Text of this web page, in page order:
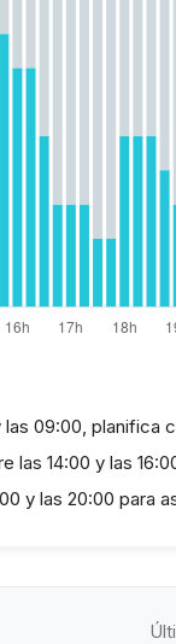
09:00, planifica
las 14:00 y las
y las 20:00 para